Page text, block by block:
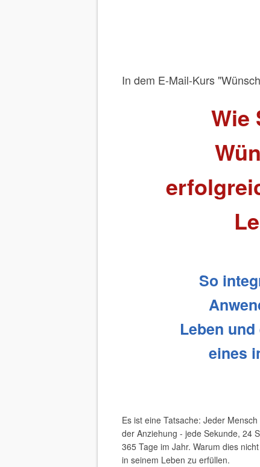
In dem E-Mail-Kurs
Wie
So
Leben und
eines
Es ist eine Tatsache: Jeder
der Anziehung - jede Sekunde, 24
365 Tage im Jahr. Warum dies
in seinem Leben zu erfüllen.